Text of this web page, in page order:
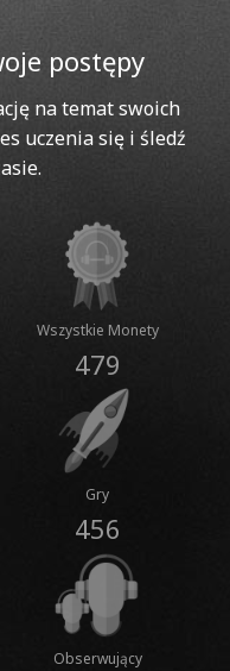
postępy
na temat swoich
uczenia się i śledź
Wszystkie Monety
479
Gry
456
Obserwujący